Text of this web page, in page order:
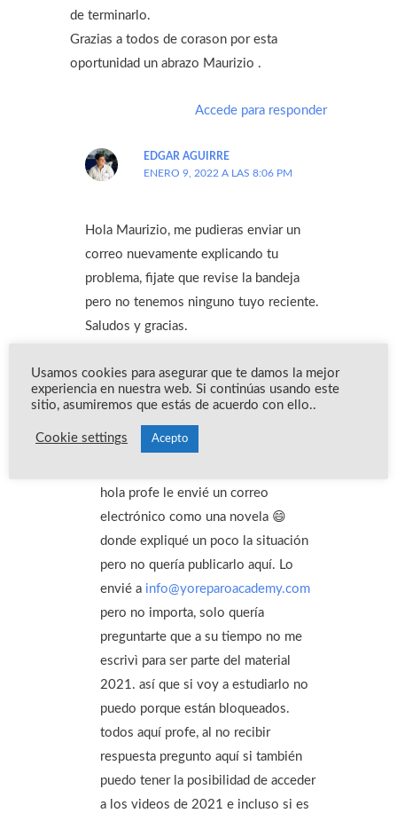
de terminarlo.
Grazias a todos de corason por esta
oportunidad un abrazo Maurizio .
Accede para responder
EDGAR AGUIRRE
ENERO 9, 2022 A LAS 8:06 PM
Hola Maurizio, me pudieras enviar un
correo nuevamente explicando tu
problema, fijate que revise la bandeja
pero no tenemos ninguno tuyo reciente.
Saludos y gracias.
Accede para responder
ENERO 12, 2022 A LAS 7:39 AM
hola profe le envié un correo
electrónico como una novela 😄
donde expliqué un poco la situación
pero no quería publicarlo aquí. Lo
envié a info@yoreparoacademy.com
pero no importa, solo quería
preguntarte que a su tiempo no me
escrivì para ser parte del material
2021. así que si voy a estudiarlo no
puedo porque están bloqueados.
todos aquí profe, al no recibir
respuesta pregunto aquí si también
puedo tener la posibilidad de acceder
a los videos de 2021 e incluso si es
Usamos cookies para asegurar que te damos la mejor
experiencia en nuestra web. Si continúas usando este
sitio, asumiremos que estás de acuerdo con ello..
Cookie settings Acepto